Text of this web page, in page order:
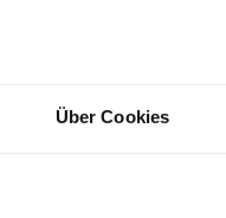
Über Cookies